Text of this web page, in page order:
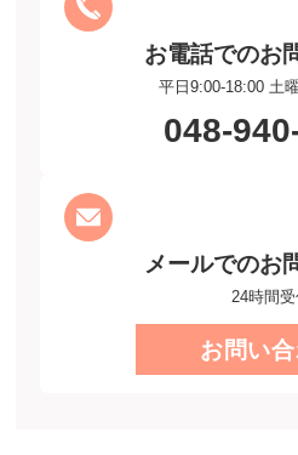
お電話でのお
平日9:00-18:00 土
048-
メールでのお
24時間
お問い